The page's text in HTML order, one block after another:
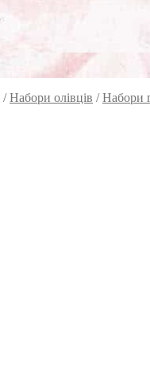
/Набори олівців /Набори